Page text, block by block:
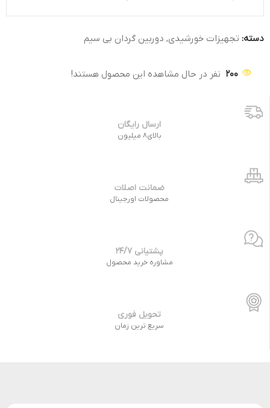
دسته: تجهیزات خورشیدی, دوربین گردان بی سیم
200 نفر در حال مشاهده این محصول هستند!
ارسال رایگان
بالای8 میلیون
ضمانت اصلات
محصولات اورجینال
پشتیانی 24/7
مشاوره خرید محصول
تحویل فوری
سریع ترین زمان